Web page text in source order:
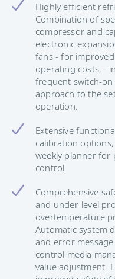
Highly efficient
Combination of
compressor and
electronic
fans - for
operating costs, -
frequent switch-on
approach to the
operation.
Extensive
calibration
weekly planner for
control.
Comprehensive
and under-level
overtemperature
Automatic system
and error
control media
value adjustment.